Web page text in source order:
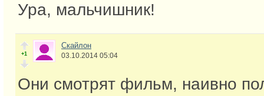
Ура, мальчишник!
+1
Скайлон
03.10.2014 05:04
Они смотрят фильм, наивно